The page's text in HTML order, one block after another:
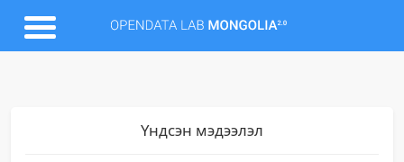
Үндсэн мэдээлэл